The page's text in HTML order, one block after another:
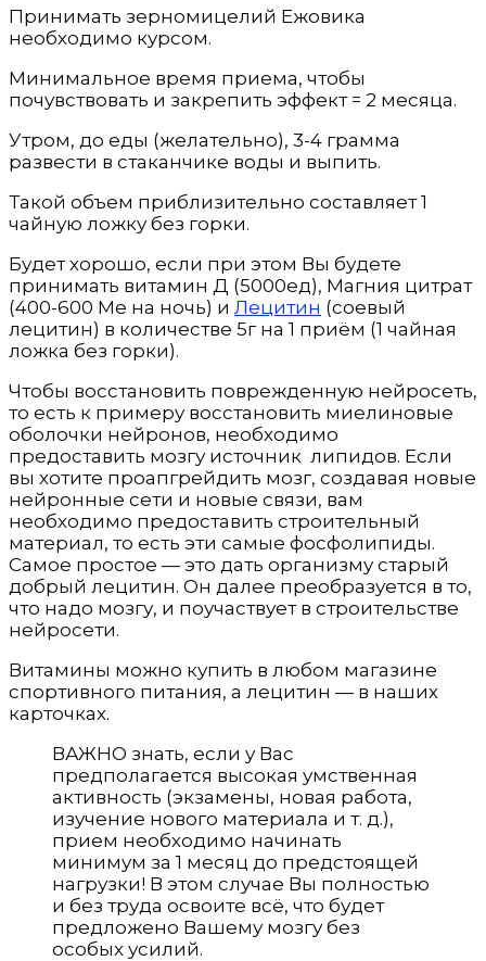
Принимать зерномицелий Ежовика
необходимо курсом.
Минимальное время приема, чтобы
почувствовать и закрепить эффект = 2 месяца.
Утром, до еды (желательно), 3-4 грамма
развести в стаканчике воды и выпить.
Такой объем приблизительно составляет 1
чайную ложку без горки.
Будет хорошо, если при этом Вы будете
принимать витамин Д (5000ед), Магния цитрат
(400-600 Ме на ночь) и Лецитин (соевый
лецитин) в количестве 5г на 1 приём (1 чайная
ложка без горки).
Чтобы восстановить поврежденную нейросеть,
то есть к примеру восстановить миелиновые
оболочки нейронов, необходимо
предоставить мозгу источник липидов. Если
вы хотите проапгрейдить мозг, создавая новые
нейронные сети и новые связи, вам
необходимо предоставить строительный
материал, то есть эти самые фосфолипиды.
Самое простое — это дать организму старый
добрый лецитин. Он далее преобразуется в то,
что надо мозгу, и поучаствует в строительстве
нейросети.
Витамины можно купить в любом магазине
спортивного питания, а лецитин — в наших
карточках.
ВАЖНО знать, если у Вас
предполагается высокая умственная
активность (экзамены, новая работа,
изучение нового материала и т. д.),
прием необходимо начинать
минимум за 1 месяц до предстоящей
нагрузки! В этом случае Вы полностью
и без труда освоите всё, что будет
предложено Вашему мозгу без
особых усилий.